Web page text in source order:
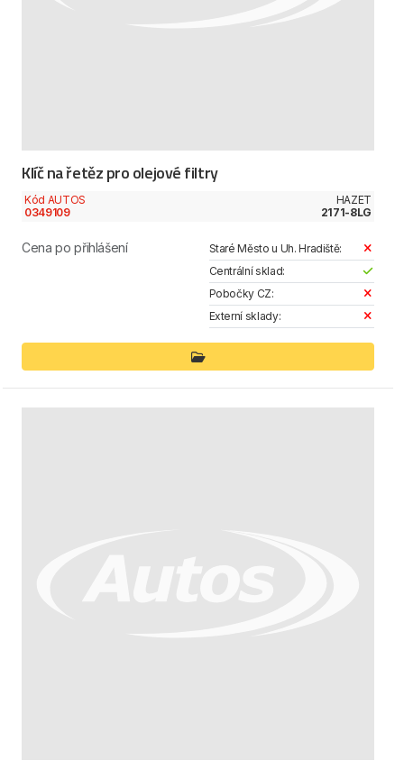
Klíč na řetěz pro olejové filtry
Kód AUTOS
0349109
HAZET
2171-8LG
Cena po přihlášení
Staré Město u Uh. Hradiště:
Centrální sklad:
Pobočky CZ:
Externí sklady: